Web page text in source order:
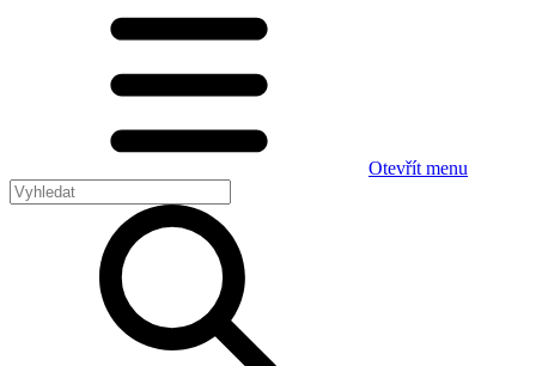
Otevřít menu